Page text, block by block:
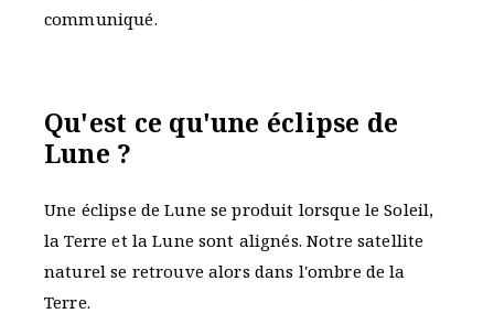
communiqué.
Qu'est ce qu'une éclipse de
Lune ?
Une éclipse de Lune se produit lorsque le Soleil,
la Terre et la Lune sont alignés. Notre satellite
naturel se retrouve alors dans l'ombre de la
Terre.